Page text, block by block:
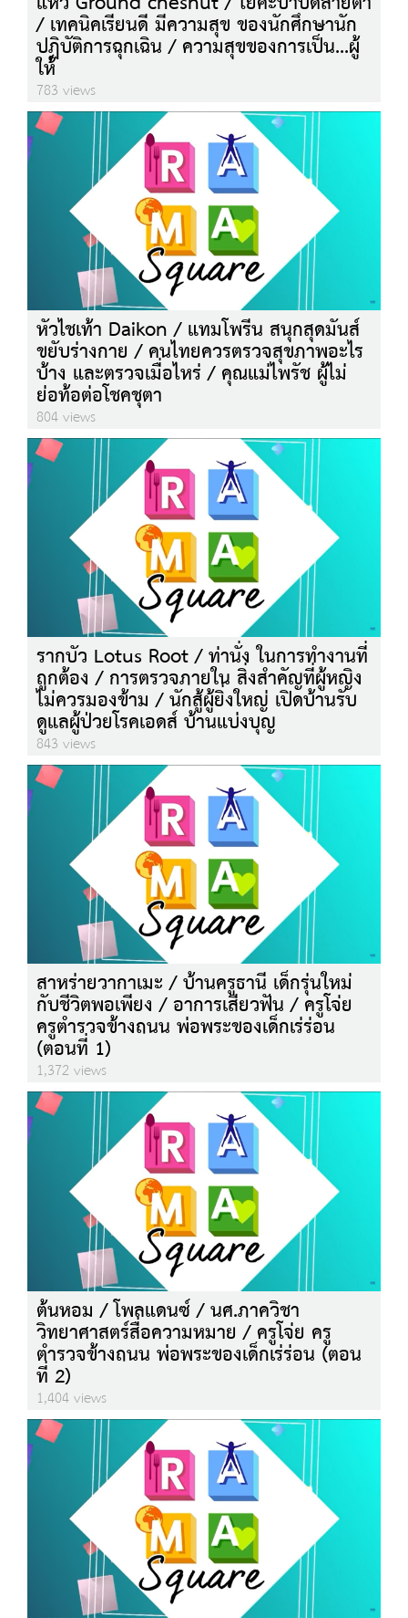
/ เทคนิคเรียนดี มีความสุข ของนักศึกษานัก
ปฏิบัติการฉุกเฉิน / ความสุขของการเป็น...ผู้
ให้
783 views
หัวไชเท้า Daikon / แทมโพรีน สนุกสุดมันส์
ขยับร่างกาย / คนไทยควรตรวจสุขภาพอะไร
บ้าง และตรวจเมื่อไหร่ / คุณแม่ไพรัช ผู้ไม่
ย่อท้อต่อโชคชุตา
804 views
รากบัว Lotus Root / ท่านั่ง ในการทำงานที่
ถูกต้อง / การตรวจภายใน สิ่งสำคัญที่ผู้หญิง
ไม่ควรมองข้าม / นักสู้ผู้ยิ่งใหญ่ เปิดบ้านรับ
ดูแลผู้ป่วยโรคเอดส์ บ้านแบ่งบุญ
843 views
สาหร่ายวากาเมะ / บ้านครูธานี เด็กรุ่นใหม่
กับชีวิตพอเพียง / อาการเสียวฟัน / ครูโจ่ย
ครูตำรวจข้างถนน พ่อพระของเด็กเร่ร่อน
(ตอนที่ 1)
1,372 views
ต้นหอม / โพลแดนซ์ / นศ.ภาควิชา
วิทยาศาสตร์สื่อความหมาย / ครูโจ่ย ครู
ตำรวจข้างถนน พ่อพระของเด็กเร่ร่อน (ตอน
ที่ 2)
1,404 views